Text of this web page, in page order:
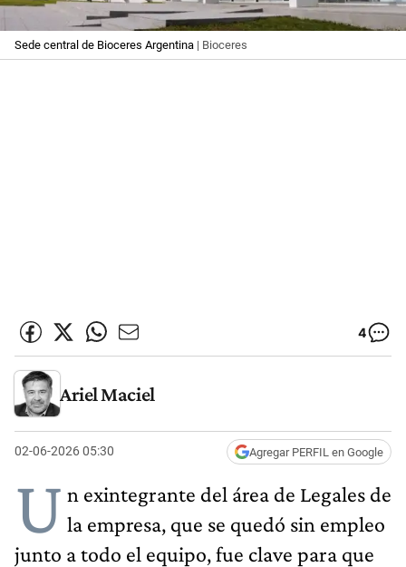
Sede central de Bioceres Argentina | Bioceres
4
Ariel Maciel
02-06-2026 05:30 Agregar PERFIL en Google
U n exintegrante del área de Legales de
la empresa, que se quedó sin empleo
junto a todo el equipo, fue clave para que